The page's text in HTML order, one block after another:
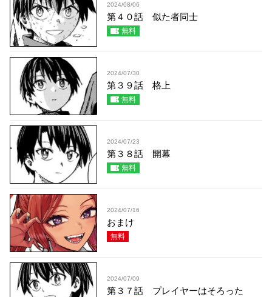
2024/08/06
第４０話 似た者同士
無料
2024/07/30
第３９話 格上
無料
2024/07/23
第３８話 開幕
無料
2024/07/16
おまけ
無料
2024/07/09
第３７話 プレイヤーはそろった